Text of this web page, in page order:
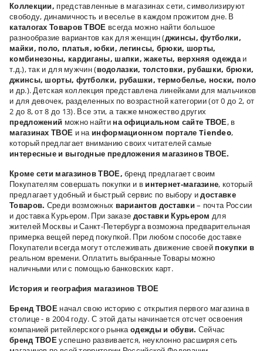
Коллекции, представленные в магазинах сети, символизируют
свободу, динамичность и веселье в каждом прожитом дне. В
каталогах Товаров ТВОЕ всегда можно найти большое
разнообразие вариантов как для женщин (джинсы, футболки,
майки, поло, платья, юбки, легинсы, брюки, шорты,
комбинезоны, кардиганы, шапки, жакеты, верхняя одеждаи
т.д.), так и для мужчин (водолазки, толстовки, рубашки, брюки,
джинсы, шорты, футболки, рубашки, термобелье, носки, поло
и др.). Детская коллекция представлена линейками для мальчиков
и для девочек, разделенных по возрастной категории (от 0 до 2, от
2 до 8, от 8 до 13). Все эти, а также множество других
предложений можно найтина официальном сайте ТВОЕ, в
магазинах ТВОЕ и на информационном портале Tiendeo,
который предлагает вниманию своих читателей самые
интересные и выгодные предложения магазинов ТВОЕ.
Кроме сети магазинов ТВОЕ,бренд предлагает своим
Покупателям совершать покупки и в интернет-магазине, который
предлагает удобный и быстрый сервис по выбору идоставке
Товаров. Среди возможных вариантов доставки – почта России
и доставка Курьером. При заказе доставки Курьером для
жителей Москвы и Санкт-Петербурга возможна предварительная
примерка вещей перед покупкой. При любом способе доставке
Покупатели всегда могут отслеживать движение своей покупки в
реальном времени. Оплатить выбранные Товары можно
наличными или с помощью банковских карт.
История и география магазинов ТВОЕ
Бренд ТВОЕ начал свою историю с открытия первого магазина в
столице - в 2004 году. С этой даты начинается отсчет освоения
компанией ритейлерского рынкаодежды и обуви. Сейчас
бренд ТВОЕуспешно развивается, неуклонно расширяя сеть